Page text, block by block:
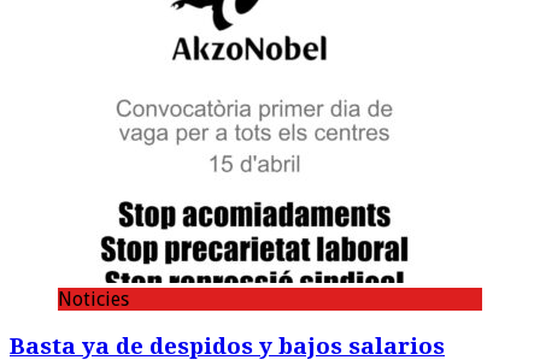
Noticies
Basta ya de despidos y bajos salarios